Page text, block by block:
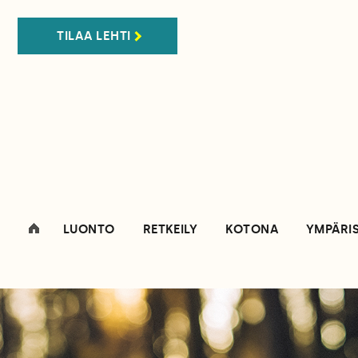
TILAA LEHTI
LUONTO RETKEILY KOTONA